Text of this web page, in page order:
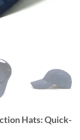
Hats: Quick-